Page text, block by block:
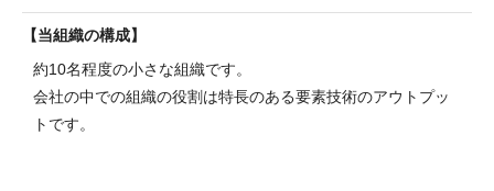
当組織の構成
約10名程度の小さな組織です。
会社の中での組織の役割は特長のある要素技術のアウトプッ
トです。